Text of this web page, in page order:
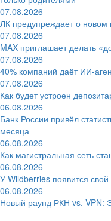
07.08.2026
ЛК предупреждает о
07.08.2026
MAX приглашает делать
07.08.2026
40% компаний даёт
07.08.2026
Как будет устроен
06.08.2026
Банк России привёл
месяца
06.08.2026
Как магистральная сеть
06.08.2026
У Wildberries появится
06.08.2026
Новый раунд РКН vs. VPN: